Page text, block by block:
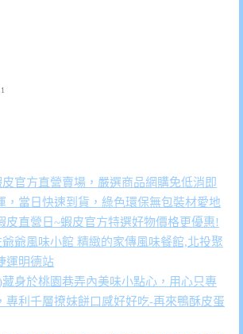
官方直營賣場，嚴選商品網購免低消即
，當日快速到貨，綠色環保無包裝材愛地
皮直營日~蝦皮官方特選好物價格更優惠!
爺風味小館 精緻的家傳風味餐館,北投聚
運明德站
身於桃園巷弄內美味小點心，用心只專
專利千層撩妹餅口感好好吃-再來鴨酥皮蛋